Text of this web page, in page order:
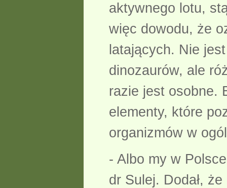
aktywnego lotu,
więc dowodu, że
latających. Nie
dinozaurów, ale
razie jest osobne.
elementy, które
organizmów w
- Albo my w
dr Sulej. Dodał,